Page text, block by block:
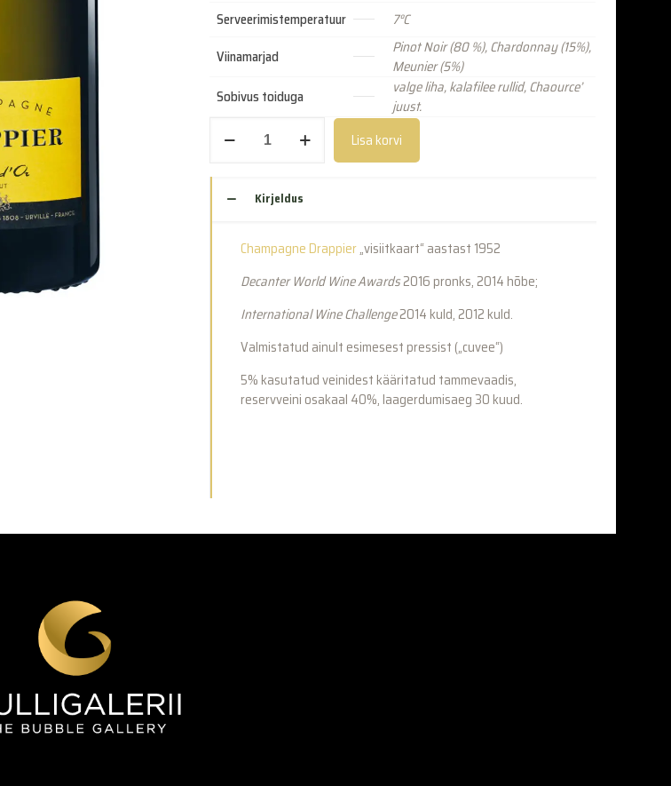
Serveerimistemperatuur
7°C
Viinamarjad
Pinot Noir (80 %), Chardonnay (15%),
Meunier (5%)
Sobivus toiduga
valge liha, kalafilee rullid, Chaource’
juust.
d’Or
(1500ml)
Lisa korvi
Kirjeldus
Champagne Drappier„visiitkaart“ aastast 1952
Decanter World Wine Awards2016 pronks, 2014 hõbe;
International Wine Challenge2014 kuld, 2012 kuld.
Valmistatud ainult esimesest pressist („cuvee“)
5% kasutatud veinidest kääritatud tammevaadis,
reservveini osakaal 40%, laagerdumisaeg 30 kuud.